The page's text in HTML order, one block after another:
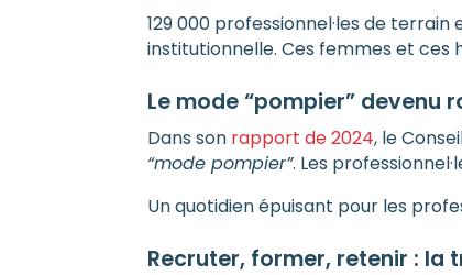
129 000 professionnel·les de
institutionnelle. Ces femmes et ces
Le mode “pompier” devenu
Dans son rapport de 2024, le
“mode pompier”. Les
Un quotidien épuisant pour les
Recruter, former, retenir : la